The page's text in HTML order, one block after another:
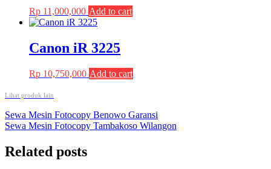
Rp 11,000,000 Add to cart
Canon iR 3225
Rp 10,750,000 Add to cart
Lihat produk lain
Post
navigation
Sewa Mesin Fotocopy Benowo Garansi
Sewa Mesin Fotocopy Tambakoso Wilangon
Related posts